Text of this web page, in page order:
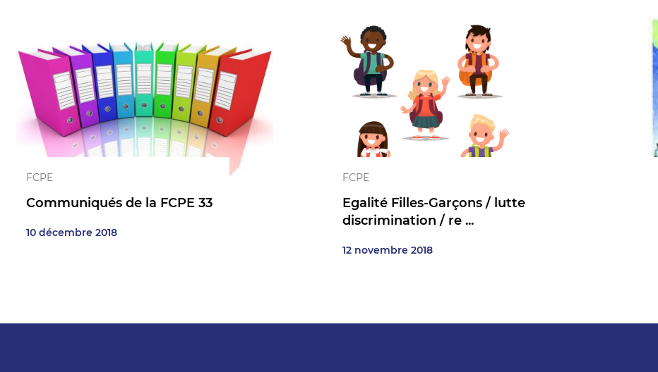
FCPE
Communiqués de la FCPE 33
10 décembre 2018
FCPE
Egalité Filles-Garçons / lutte
discrimination / re ...
12 novembre 2018